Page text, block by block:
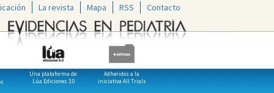
La revista Mapa RSS Contacto
Una plataforma de:
Lúa Ediciones 3.0
Adheridos a la
iniciativa All Trials